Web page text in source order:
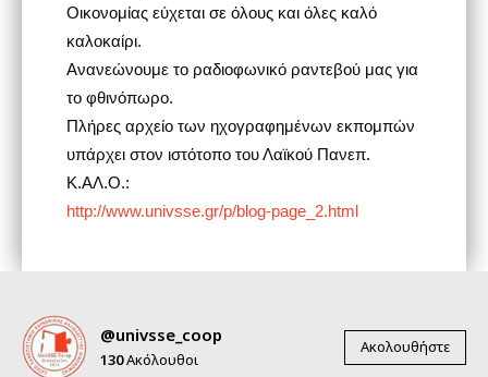
Οικονομίας εύχεται σε όλους και όλες καλό
καλοκαίρι.
Ανανεώνουμε το ραδιοφωνικό ραντεβού μας για
το φθινόπωρο.
Πλήρες αρχείο των ηχογραφημένων εκπομπών
υπάρχει στον ιστότοπο του Λαϊκού Πανεπ.
Κ.ΑΛ.Ο.:
http://www.univsse.gr/p/blog-page_2.html
@univsse_coop
130Ακόλουθοι
Ακολουθήστε